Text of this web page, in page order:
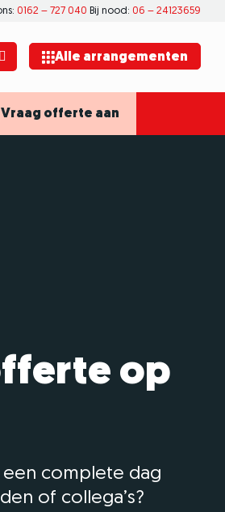
0162 – 727 040 Bij nood: 06 – 24123659
Alle arrangementen
Vraag offerte aan
op
complete dag
of collega’s?